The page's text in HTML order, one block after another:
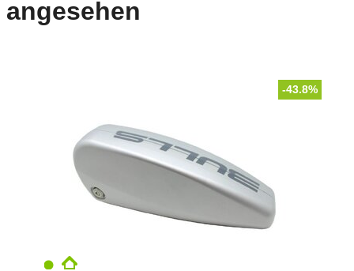
angesehen
-43.8%